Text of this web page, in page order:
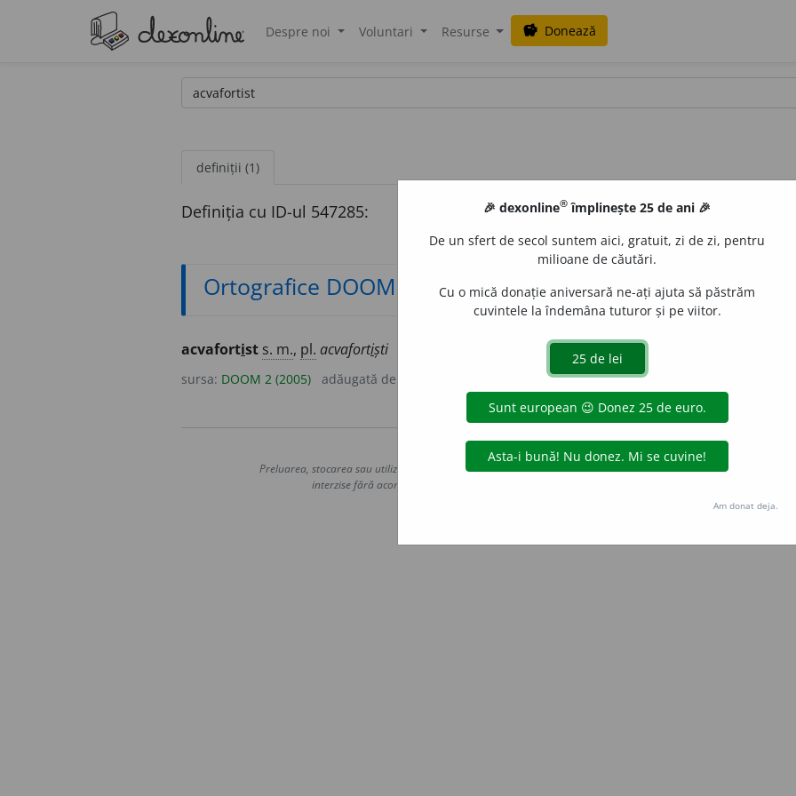
Despre noi Voluntari Resurse savings Donează
definiții (1)
Definiția cu ID-ul 547285:
Ortografice DOOM
acvafortist s. m., pl. acvafortiști
sursa: DOOM 2 (2005) adăugată de
Copyright © 2004-2026 dexonline (https://dexonline.ro)
Preluarea, stocarea sau utilizarea datelor de pe acest site, inclusiv prin orice metode de extragere automată
interzise fără acordul nostru prealabil scris, cu excepția seturilor de date oferite oficial spre utilizare
Hosterion
🎉 dexonline® împlinește 25 de ani 🎉
De un sfert de secol suntem aici, gratuit, zi de zi, pentru
milioane de căutări.
Cu o mică donație aniversară ne-ați ajuta să păstrăm
cuvintele la îndemâna tuturor și pe viitor.
Am donat deja.